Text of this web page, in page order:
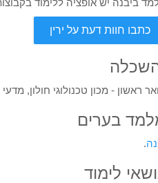
ביבנה יש אופציה ללימוד
כתבו חוות דעת על ירין
ראשון - מכון טכנולוגי חולון,
בערים
.
לימוד